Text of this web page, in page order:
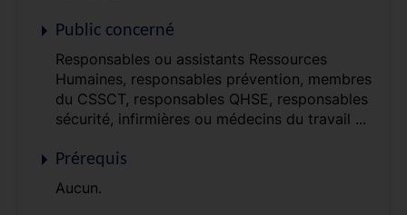
Public concerné
Responsables ou assistants Ressources
Humaines, responsables prévention, membres
du CSSCT, responsables QHSE, responsables
sécurité, infirmières ou médecins du travail ...
Prérequis
Aucun.